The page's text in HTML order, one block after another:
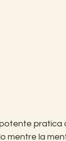
pratica
mentre la